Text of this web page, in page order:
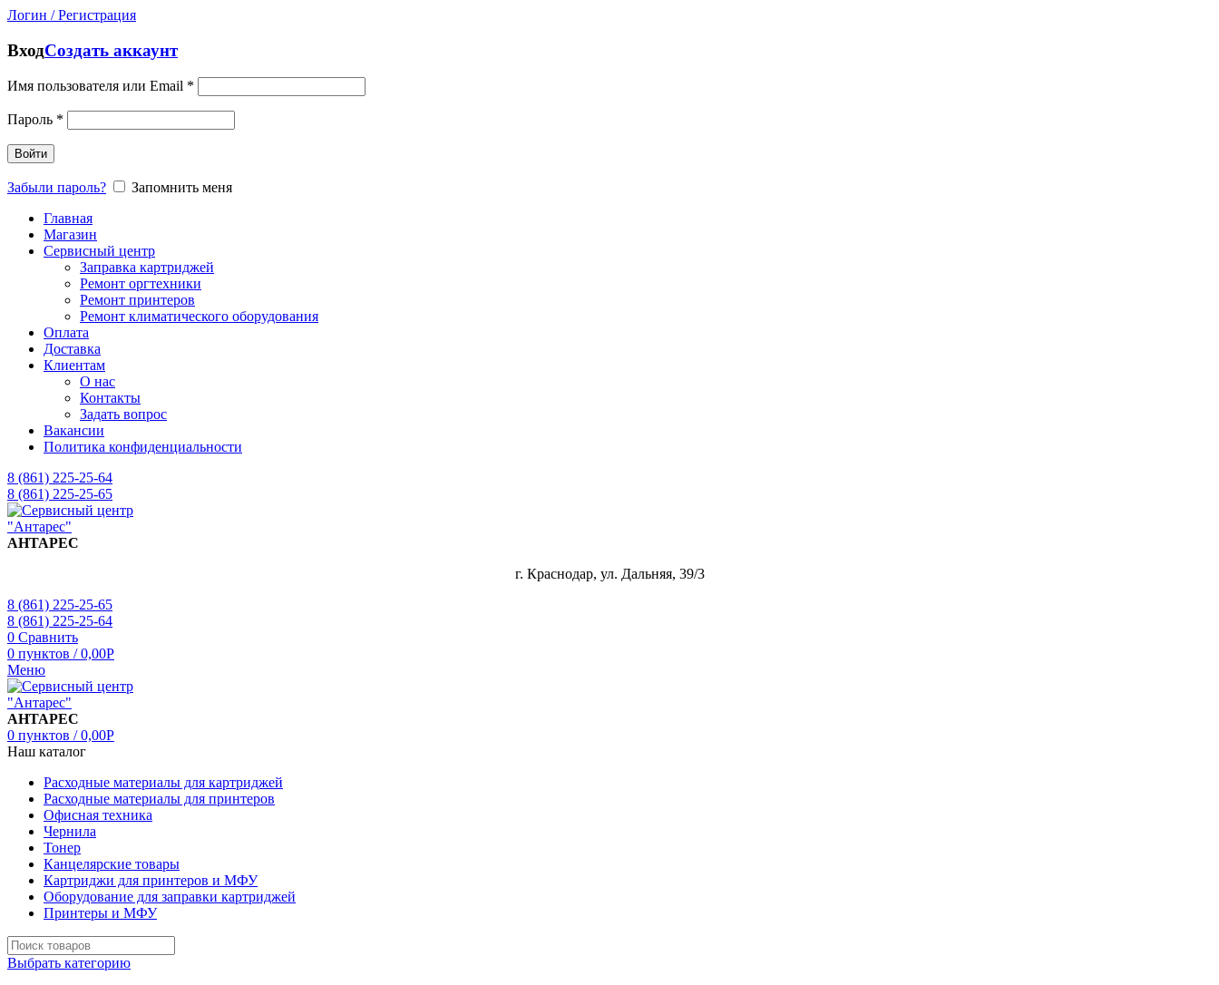
Логин / Регистрация
ВходСоздать аккаунт
Имя пользователя или Email *
Пароль *
Войти
Забыли пароль?
Запомнить меня
Главная
Магазин
Сервисный центр
Заправка картриджей
Ремонт оргтехники
Ремонт принтеров
Ремонт климатического оборудования
Оплата
Доставка
Клиентам
О нас
Контакты
Задать вопрос
Вакансии
Политика конфиденциальности
8 (861) 225-25-64
8 (861) 225-25-65
АНТАРЕС
г. Краснодар, ул. Дальняя, 39/3
8 (861) 225-25-65
8 (861) 225-25-64
0 Сравнить
0 пунктов / 0,00Р
Меню
АНТАРЕС
0 пунктов / 0,00Р
Наш каталог
Расходные материалы для картриджей
Расходные материалы для принтеров
Офисная техника
Чернила
Тонер
Канцелярские товары
Картриджи для принтеров и МФУ
Оборудование для заправки картриджей
Принтеры и МФУ
Выбрать категорию